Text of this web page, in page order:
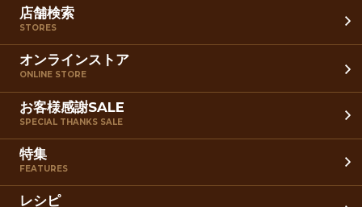
店舗検索
STORES
オンラインストア
ONLINE STORE
お客様感謝SALE
SPECIAL THANKS SALE
特集
FEATURES
レシピ